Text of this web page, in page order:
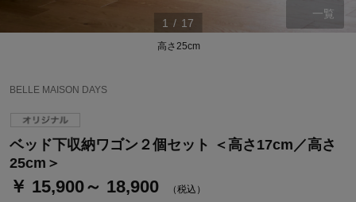
高さ25cm
1 / 17
一覧
BELLE MAISON DAYS
ベッド下収納ワゴン２個セット ＜高さ17cm／高さ
25cm＞
￥ 15,900～ 18,900
（税込）
さらにポイント還元最大16倍！
ベルメゾンご優待サービスについて